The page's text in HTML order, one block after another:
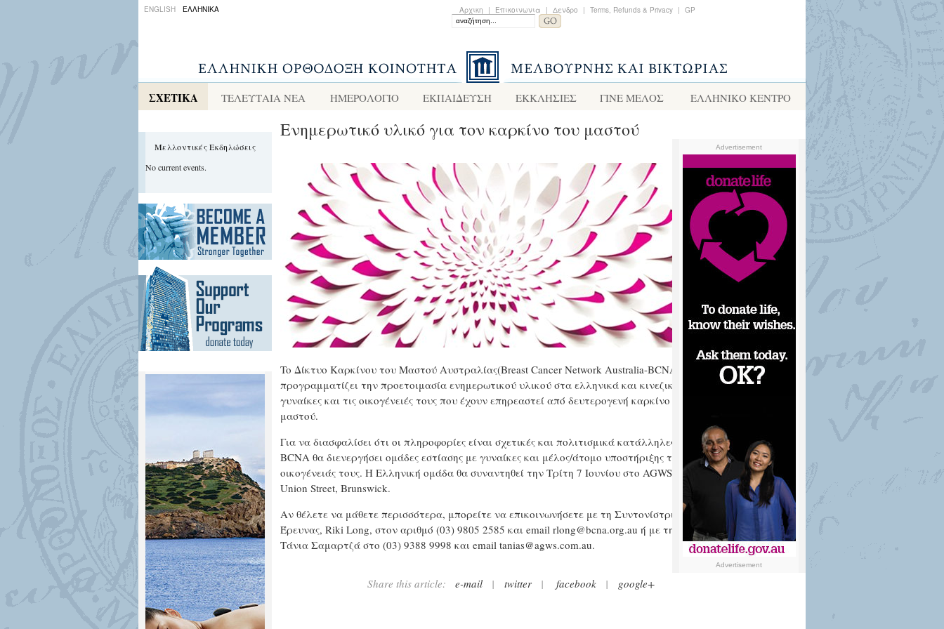
ENGLISH ΕΛΛΗΝΙΚΑ Αρχικη | Επικοινωνια | Δενδρο | Terms, Refunds & Privacy | GP
ΣΧΕΤΙΚΑ ΤΕΛΕΥΤΑΙΑ ΝΕΑ ΗΜΕΡΟΛΟΓΙΟ ΕΚΠΑΙΔΕΥΣΗ ΕΚΚΛΗΣΙΕΣ ΓΙΝΕ ΜΕΛΟΣ ΕΛΛΗΝΙΚΌ ΚΈΝΤΡΟ
Μελλοντικές Εκδηλώσεις
No current events.
Ενημερωτικό υλικό για τον καρκίνο του μαστού
To Δίκτυο Καρκίνου του Μαστού Αυστραλίας(Breast Cancer Network Australia-BCNA)
προγραμματίζει την προετοιμασία ενημερωτικού υλικού στα ελληνικά και κινεζικά για
γυναίκες και τις οικογένειές τους που έχουν επηρεαστεί από δευτερογενή καρκίνο του
μαστού.
Για να διασφαλίσει ότι οι πληροφορίες είναι σχετικές και πολιτισμικά κατάλληλες το
BCNA θα διενεργήσει ομάδες εστίασης με γυναίκες και μέλος/άτομο υποστήριξης της
οικογένειάς τους. H Eλληνική ομάδα θα συναντηθεί την Τρίτη 7 Ιουνίου στο AGWS,7
Union Street, Brunswick.
Αν θέλετε να μάθετε περισσότερα, μπορείτε να επικοινωνήσετε με τη Συντονίστρια της
Έρευνας, Riki Long, στον αριθμό (03) 9805 2585 και email rlong@bcna.org.au ή με την
Τάνια Σαμαρτζά στο (03) 9388 9998 και email tanias@agws.com.au.
Share this article: e-mail | twitter | facebook | google+
Advertisement
Advertisement